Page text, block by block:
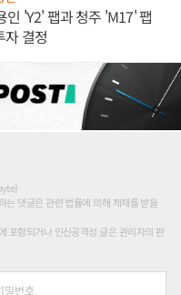
인 'Y2' 팹과 청주 'M17' 팹
자 결정
는 댓글은 관련 법률에 의해 제재를 받을
포함되거나 인신공격성 글은 관리자의 판